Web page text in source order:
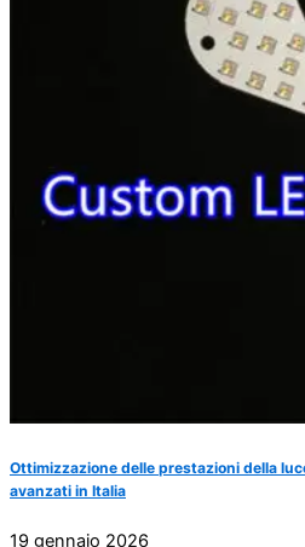
Ottimizzazione delle prestazioni della
avanzati in Italia
19 gennaio 2026